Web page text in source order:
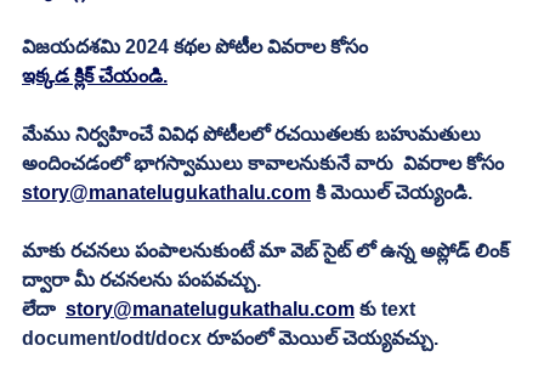
విజయదశమి 2024 కథల పోటీల వివరాల కోసం
ఇక్కడ క్లిక్ చేయండి.
మేము నిర్వహించే వివిధ పోటీలలో రచయితలకు బహుమతులు
అందించడంలో భాగస్వాములు కావాలనుకునే వారు  వివరాల కోసం
story@manatelugukathalu.com కి మెయిల్ చెయ్యండి.
మాకు రచనలు పంపాలనుకుంటే మా వెబ్ సైట్ లో ఉన్న అప్లోడ్ లింక్
ద్వారా మీ రచనలను పంపవచ్చు.
లేదా story@manatelugukathalu.com కు text
document/odt/docx రూపంలో మెయిల్ చెయ్యవచ్చు.